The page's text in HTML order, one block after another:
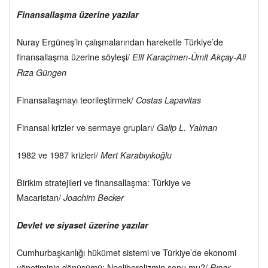
Finansallaşma üzerine yazılar
Nuray Ergüneş’in çalışmalarından hareketle Türkiye’de
finansallaşma üzerine söyleşi/ Elif Karaçimen-Ümit Akçay-Ali
Rıza Güngen
Finansallaşmayı teorileştirmek/ Costas Lapavitas
Finansal krizler ve sermaye grupları/ Galip L. Yalman
1982 ve 1987 krizleri/ Mert Karabıyıkoğlu
Birikim stratejileri ve finansallaşma: Türkiye ve
Macaristan/ Joachim Becker
Devlet ve siyaset üzerine yazılar
Cumhurbaşkanlığı hükümet sistemi ve Türkiye’de ekonomi